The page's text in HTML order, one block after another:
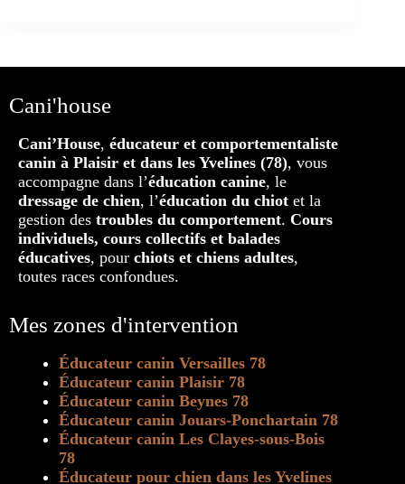
Cani'house
Cani’House, éducateur et comportementaliste
canin à Plaisir et dans les Yvelines (78), vous
accompagne dans l’éducation canine, le
dressage de chien, l’éducation du chiot et la
gestion des troubles du comportement. Cours
individuels, cours collectifs et balades
éducatives, pour chiots et chiens adultes,
toutes races confondues.
Mes zones d'intervention
Éducateur canin Versailles 78
Éducateur canin Plaisir 78
Éducateur canin Beynes 78
Éducateur canin Jouars-Ponchartain 78
Éducateur canin Les Clayes-sous-Bois
78
Éducateur pour chien dans les Yvelines